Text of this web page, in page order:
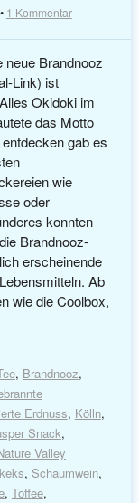
1 Kommentar
neue Brandnooz
Link) ist
Okidoki im
das Motto
gab es
wie
oder
konnten
Brandnooz-
erscheinende
Ab
wie die Coolbox,
, Brandnooz,
Erdnuss, Kölln,
Snack,
Valley
, Schaumwein,
, Toffee,